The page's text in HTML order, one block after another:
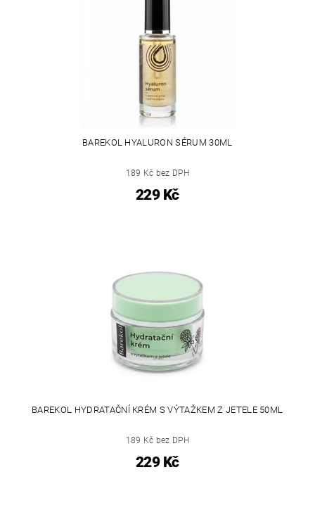
BAREKOL HYALURON SÉRUM 30ML
189 Kč bez DPH
229 Kč
BAREKOL HYDRATAČNÍ KRÉM S VÝTAŽKEM Z JETELE 50ML
189 Kč bez DPH
229 Kč